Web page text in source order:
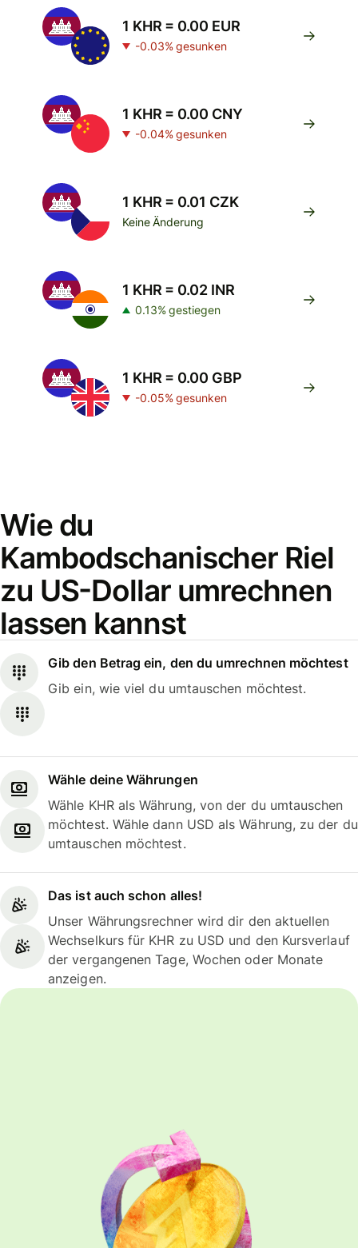
1 KHR = 0.00 EUR
-0.03% gesunken
1 KHR = 0.00 CNY
-0.04% gesunken
1 KHR = 0.01 CZK
Keine Änderung
1 KHR = 0.02 INR
0.13% gestiegen
1 KHR = 0.00 GBP
-0.05% gesunken
Wie du
Kambodschanischer Riel
zu US-Dollar umrechnen
lassen kannst
Gib den Betrag ein, den du umrechnen möchtest
Gib ein, wie viel du umtauschen möchtest.
Wähle deine Währungen
Wähle KHR als Währung, von der du umtauschen
möchtest. Wähle dann USD als Währung, zu der du
umtauschen möchtest.
Das ist auch schon alles!
Unser Währungsrechner wird dir den aktuellen
Wechselkurs für KHR zu USD und den Kursverlauf
der vergangenen Tage, Wochen oder Monate
anzeigen.